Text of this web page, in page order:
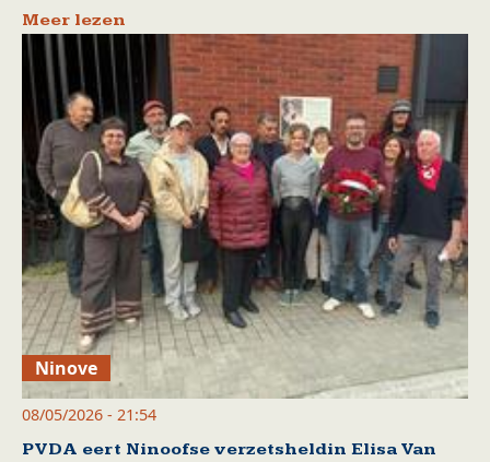
Meer lezen
Ninove
08/05/2026 - 21:54
PVDA eert Ninoofse verzetsheldin Elisa Van